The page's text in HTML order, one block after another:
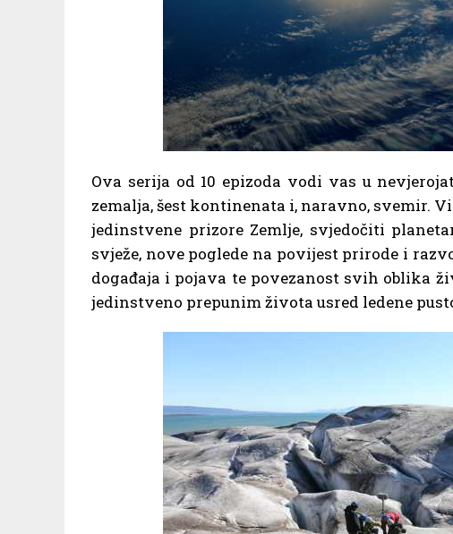
Ova serija od 10 epizoda vodi vas u
zemalja, šest kontinenata i, naravno, svemir.
jedinstvene prizore Zemlje, svjedočiti
svježe, nove poglede na povijest prirode i
događaja i pojava te povezanost svih oblika
jedinstveno prepunim života usred ledene